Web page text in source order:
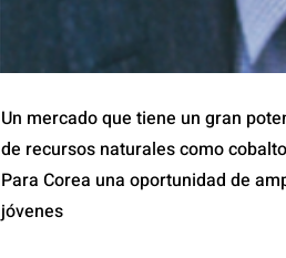
Un mercado que tiene un gran
de recursos naturales como
Para Corea una oportunidad de
jóvenes